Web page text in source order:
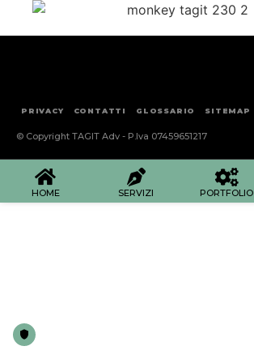
© Copyright TAGIT Adv - P.Iva 07459651217
PRIVACY CONTATTI GLOSSARIO SITEMAP
HOME SERVIZI PORTFOLIO